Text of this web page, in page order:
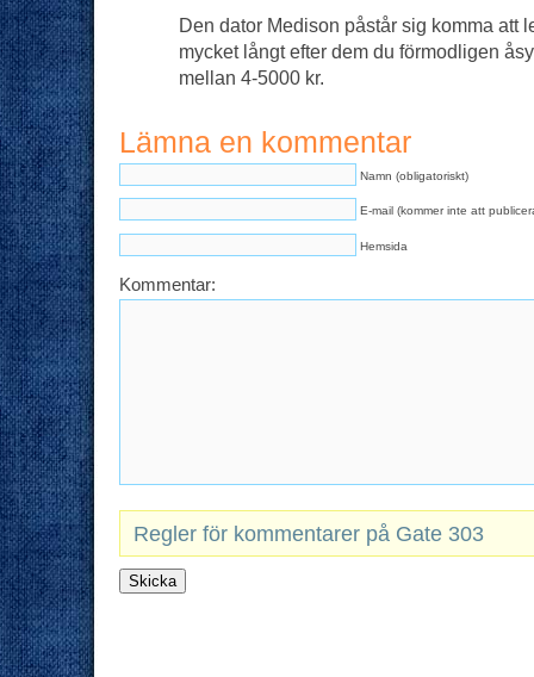
Den dator Medison påstår sig komma att
mycket långt efter dem du förmodligen
mellan 4-5000 kr.
Lämna en kommentar
Namn (obligatoriskt)
E-mail (kommer inte att
Hemsida
Kommentar:
Regler för kommentarer på Gate 303